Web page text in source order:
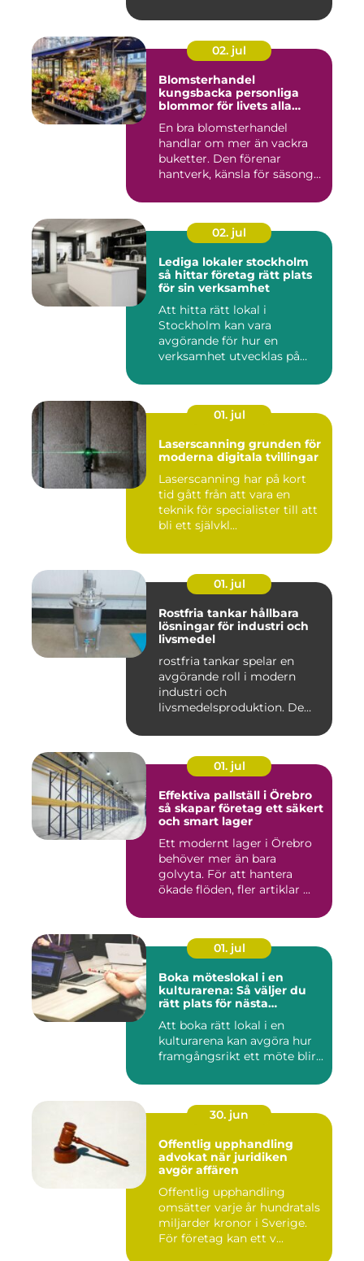
02. jul
Blomsterhandel
kungsbacka personliga
blommor för livets alla
En bra blomsterhandel
handlar om mer än vackra
buketter. Den förenar
hantverk, känsla för säsong
02. jul
Lediga lokaler stockholm
så hittar företag rätt plats
för sin verksamhet
Att hitta rätt lokal i
Stockholm kan vara
avgörande för hur en
verksamhet utvecklas på
01. jul
Laserscanning grunden för
moderna digitala tvillingar
Laserscanning har på kort
tid gått från att vara en
teknik för specialister till att
bli ett självkl...
01. jul
Rostfria tankar hållbara
lösningar för industri och
livsmedel
rostfria tankar spelar en
avgörande roll i modern
industri och
livsmedelsproduktion. De
01. jul
Effektiva pallställ i Örebro
så skapar företag ett säkert
och smart lager
Ett modernt lager i Örebro
behöver mer än bara
golvyta. För att hantera
ökade flöden, fler artiklar ...
01. jul
Boka möteslokal i en
kulturarena: Så väljer du
rätt plats för nästa
Att boka rätt lokal i en
kulturarena kan avgöra hur
framgångsrikt ett möte blir...
30. jun
Offentlig upphandling
advokat när juridiken
avgör affären
Offentlig upphandling
omsätter varje år hundratals
miljarder kronor i Sverige.
För företag kan ett v...